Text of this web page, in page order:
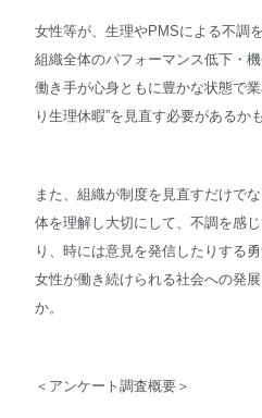
女性等が、生理やPMSによる不調
組織全体のパフォーマンス低下・
働き手が心身ともに豊かな状態で
り生理休暇”を見直す必要があるか
また、組織が制度を見直すだけで
体を理解し大切にして、不調を感
り、時には意見を発信したりする
女性が働き続けられる社会への発
か。
＜アンケート調査概要＞